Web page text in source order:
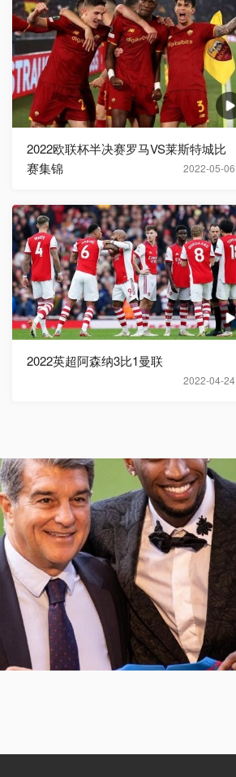
2022-05-06
2022欧联杯半决赛罗马VS莱斯特城比
赛集锦
2022-04-24
2022英超阿森纳3比1曼联